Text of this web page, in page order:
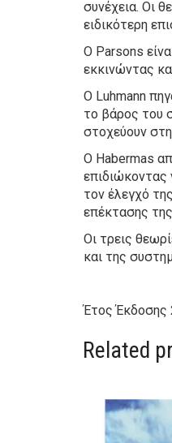
συνέχεια. Οι
ειδικότερη
Ο Parsons
εκκινώντας
Ο Luhmann
το βάρος του
στοχεύουν
Ο Habermas
επιδιώκοντας
τον έλεγχό
επέκτασης
Οι τρεις
και της
Έτος Έκδοσης
Related